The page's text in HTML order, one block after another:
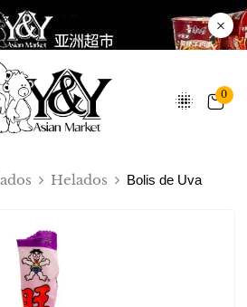
0
Helados Bolis de Uva